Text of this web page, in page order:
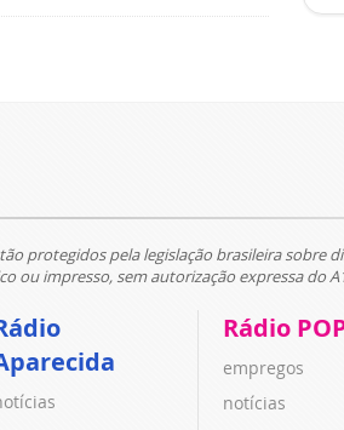
protegidos pela legislação brasileira sobre
impresso, sem autorização expressa do
Rádio
empregos
notícias